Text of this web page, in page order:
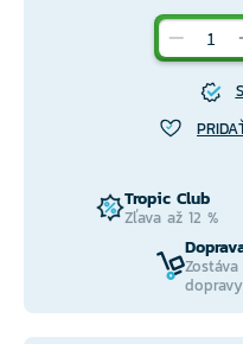
Tropic Club
Zľava až 12 %